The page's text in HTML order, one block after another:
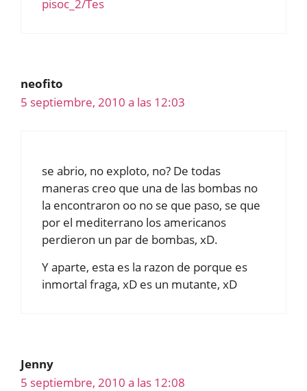
pisoc_2/Tes
neofito
5 septiembre, 2010 a las 12:03
se abrio, no exploto, no? De todas
maneras creo que una de las bombas no
la encontraron oo no se que paso, se que
por el mediterrano los americanos
perdieron un par de bombas, xD.
Y aparte, esta es la razon de porque es
inmortal fraga, xD es un mutante, xD
Jenny
5 septiembre, 2010 a las 12:08